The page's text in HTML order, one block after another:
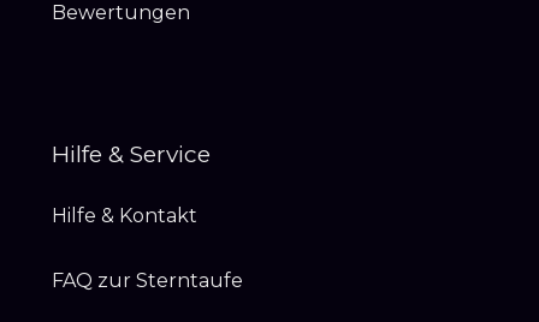
Bewertungen
Hilfe & Service
Hilfe & Kontakt
FAQ zur Sterntaufe